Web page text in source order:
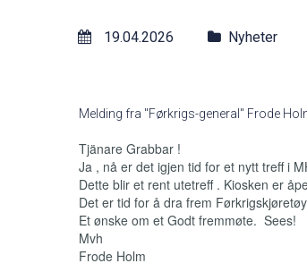
19.04.2026 Nyheter
Melding fra "Førkrigs-general" Frode
Tjänare Grabbar !
Ja , nå er det igjen tid for et nytt treff i
Dette blir et rent utetreff . Kiosken er
Det er tid for å dra frem
Et ønske om et Godt fremmøte. Sees!
Mvh
Frode Holm